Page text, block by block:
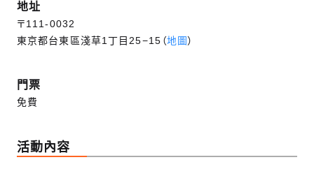
地址
〒111-0032
東京都台東區淺草1丁目25−15（地圖）
門票
免費
活動內容